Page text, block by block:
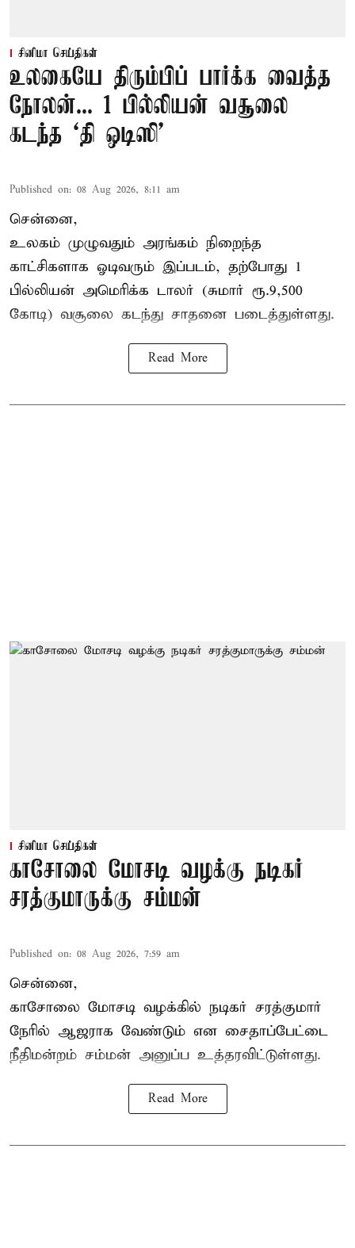
சினிமா செய்திகள்
உலகையே திரும்பிப் பார்க்க வைத்த
நோலன்... 1 பில்லியன் வசூலை
கடந்த ‘தி ஒடிஸி’
Published on: 08 Aug 2026, 8:11 am
சென்னை,
உலகம் முழுவதும் அரங்கம் நிறைந்த
காட்சிகளாக ஓடிவரும் இப்படம், தற்போது 1
பில்லியன் அமெரிக்க டாலர் (சுமார் ரூ.9,500
கோடி) வசூலை கடந்து சாதனை படைத்துள்ளது.
Read More
சினிமா செய்திகள்
காசோலை மோசடி வழக்கு நடிகர்
சரத்குமாருக்கு சம்மன்
Published on: 08 Aug 2026, 7:59 am
சென்னை,
காசோலை மோசடி வழக்கில் நடிகர் சரத்குமார்
நேரில் ஆஜராக வேண்டும் என சைதாப்பேட்டை
நீதிமன்றம் சம்மன் அனுப்ப உத்தரவிட்டுள்ளது.
Read More